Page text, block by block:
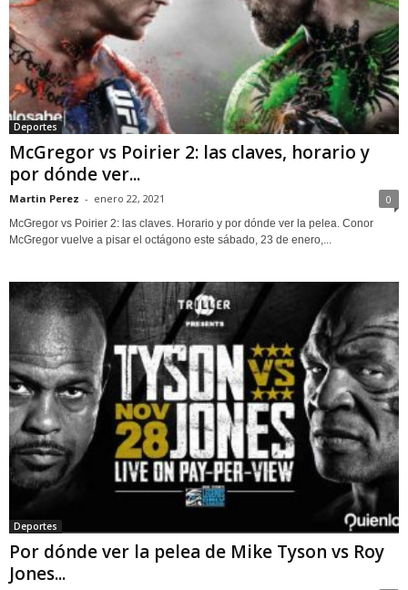
Deportes
McGregor vs Poirier 2: las claves, horario y
por dónde ver...
Martin Perez - enero 22, 2021 0
McGregor vs Poirier 2: las claves. Horario y por dónde ver la pelea. Conor
McGregor vuelve a pisar el octágono este sábado, 23 de enero,...
Deportes
Por dónde ver la pelea de Mike Tyson vs Roy
Jones...